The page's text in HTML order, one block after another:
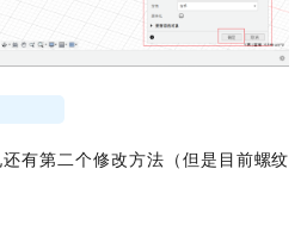
有第二个修改方法（但是目前螺纹